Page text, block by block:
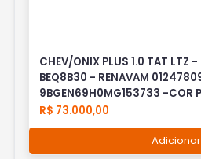
CHEV/ONIX PLUS 1.0 TAT LTZ
BEQ8B30 - RENAVAM
9BGEN69H0MG153733 -COR
R$ 73.000,00
Adicionar